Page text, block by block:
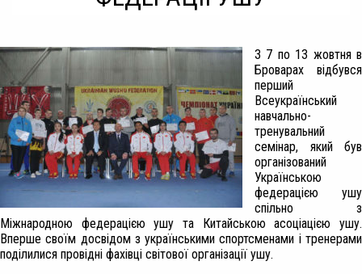
З 7 по 13 жовтня в
Броварах відбувся
перший
Всеукраїнський
навчально-
тренувальний
семінар, який був
організований
Українською
федерацією ушу
спільно з
Міжнародною федерацією ушу та Китайською асоціацією ушу.
Вперше своїм досвідом з українськими спортсменами і тренерами
поділилися провідні фахівці світової організації ушу.